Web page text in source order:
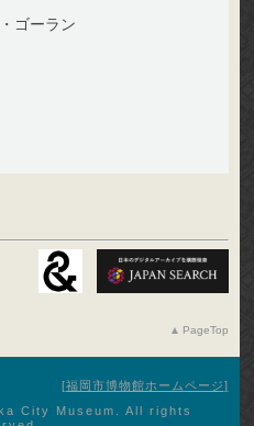
ゴーラン
PageTop
福岡市博物館ホームページ
City Museum. All rights